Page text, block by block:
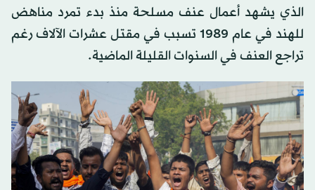
الذي يشهد أعمال عنف مسلحة منذ بدء تمرد مناهض
للهند في عام 1989 تسبب في مقتل عشرات الآلاف رغم
تراجع العنف في السنوات القليلة الماضية.